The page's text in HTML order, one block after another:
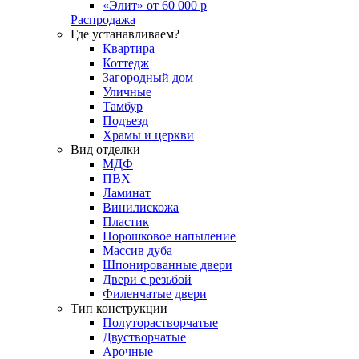
«Элит» от 60 000 р
Распродажа
Где устанавливаем?
Квартира
Коттедж
Загородный дом
Уличные
Тамбур
Подъезд
Храмы и церкви
Вид отделки
МДФ
ПВХ
Ламинат
Винилискожа
Пластик
Порошковое напыление
Массив дуба
Шпонированные двери
Двери с резьбой
Филенчатые двери
Тип конструкции
Полуторастворчатые
Двустворчатые
Арочные